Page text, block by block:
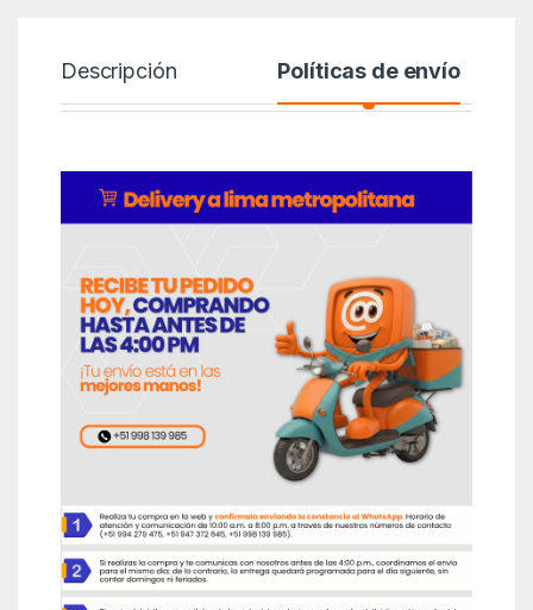
Descripción Políticas de envío